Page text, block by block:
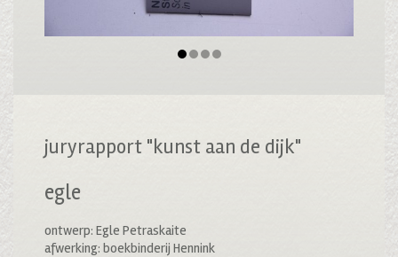
juryrapport "kunst aan de dijk"
egle
ontwerp: Egle Petraskaite
afwerking: boekbinderij Hennink